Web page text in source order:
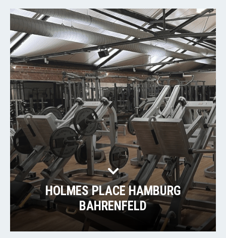
HOLMES PLACE HAMBURG
BAHRENFELD